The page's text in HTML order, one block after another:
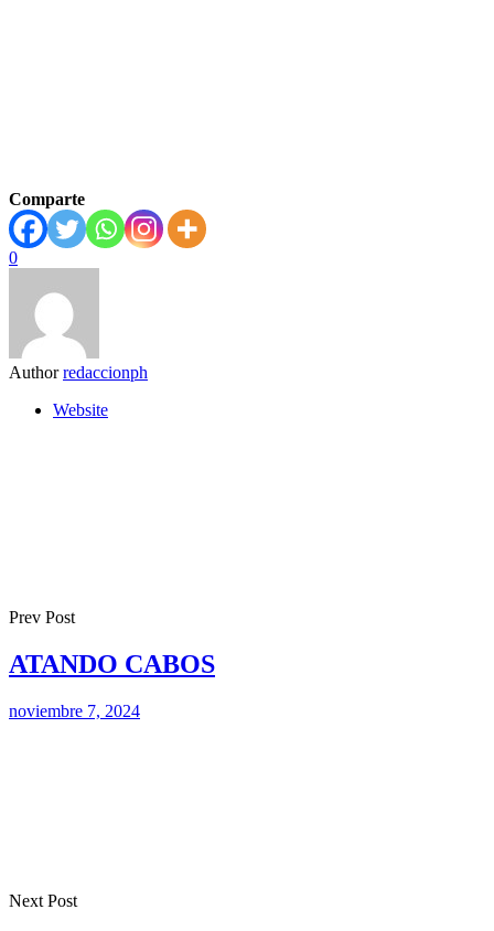
Comparte
0
Author redaccionph
Website
Prev Post
ATANDO CABOS
noviembre 7, 2024
Next Post